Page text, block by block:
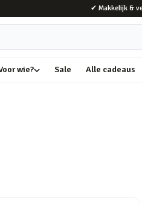
✔ Makkelijk &
wie? Sale Alle cadeaus